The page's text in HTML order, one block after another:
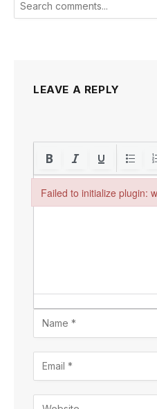
LEAVE A REPLY
Failed to initialize plugin:
Failed to initialize plugin: